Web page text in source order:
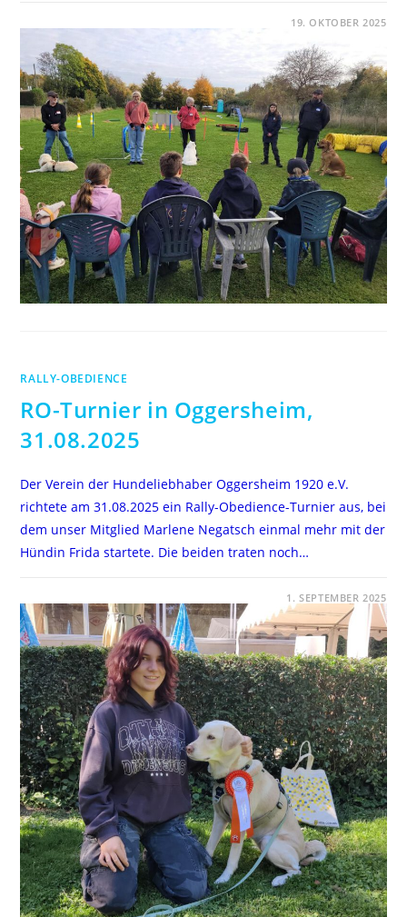
HUNDESPASS M
IT D
ODENHEIMER H
UNDESPORTFREUNDEN, 1
8.10.2025
19. OKTOBER 2025
RALLY-OBEDIENCE
RO-Turnier in Oggersheim,
31.08.2025
Der Verein der Hundeliebhaber Oggersheim 1920 e.V.
richtete am 31.08.2025 ein Rally-Obedience-Turnier aus, bei
dem unser Mitglied Marlene Negatsch einmal mehr mit der
Hündin Frida startete. Die beiden traten noch…
RO-
TURNIER
IN
OGGERSHEIM,
31.08.2025
1. SEPTEMBER 2025